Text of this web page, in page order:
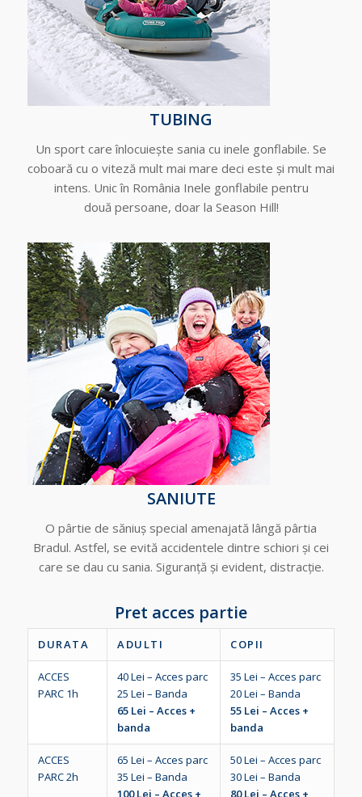
TUBING
Un sport care înlocuiește sania cu inele gonflabile. Se
coboară cu o viteză mult mai mare deci este și mult mai
intens. Unic în România Inele gonflabile pentru
două persoane, doar la Season Hill!
SANIUTE
O pârtie de săniuș special amenajată lângă pârtia
Bradul. Astfel, se evită accidentele dintre schiori și cei
care se dau cu sania. Siguranță și evident, distracție.
Pret acces partie
DURATA ADULTI COPII
ACCES
PARC 1h
40 Lei – Acces parc
25 Lei – Banda
65 Lei – Acces +
banda
35 Lei – Acces parc
20 Lei – Banda
55 Lei – Acces +
banda
ACCES
PARC 2h
65 Lei – Acces parc
35 Lei – Banda
100 Lei – Acces +
50 Lei – Acces parc
30 Lei – Banda
80 Lei – Acces +